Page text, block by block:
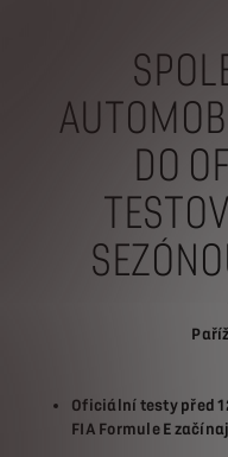
DO
Oficiální testy před
FIA Formule E